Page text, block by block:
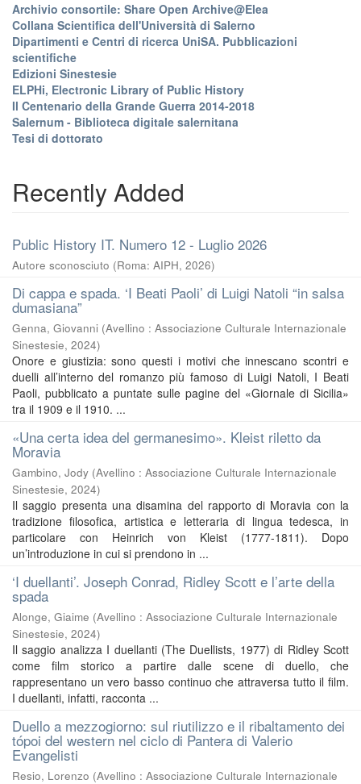
Archivio consortile: Share Open Archive@Elea
Collana Scientifica dell'Università di Salerno
Dipartimenti e Centri di ricerca UniSA. Pubblicazioni
scientifiche
Edizioni Sinestesie
ELPHi, Electronic Library of Public History
Il Centenario della Grande Guerra 2014-2018
Salernum - Biblioteca digitale salernitana
Tesi di dottorato
Recently Added
Public History IT. Numero 12 - Luglio 2026
Autore sconosciuto (Roma: AIPH, 2026)
Di cappa e spada. ‘I Beati Paoli’ di Luigi Natoli “in salsa
dumasiana”
Genna, Giovanni (Avellino : Associazione Culturale Internazionale
Sinestesie, 2024)
Onore e giustizia: sono questi i motivi che innescano scontri e
duelli all’interno del romanzo più famoso di Luigi Natoli, I Beati
Paoli, pubblicato a puntate sulle pagine del «Giornale di Sicilia»
tra il 1909 e il 1910. ...
«Una certa idea del germanesimo». Kleist riletto da
Moravia
Gambino, Jody (Avellino : Associazione Culturale Internazionale
Sinestesie, 2024)
Il saggio presenta una disamina del rapporto di Moravia con la
tradizione filosofica, artistica e letteraria di lingua tedesca, in
particolare con Heinrich von Kleist (1777-1811). Dopo
un’introduzione in cui si prendono in ...
‘I duellanti’. Joseph Conrad, Ridley Scott e l’arte della
spada
Alonge, Giaime (Avellino : Associazione Culturale Internazionale
Sinestesie, 2024)
Il saggio analizza I duellanti (The Duellists, 1977) di Ridley Scott
come film storico a partire dalle scene di duello, che
rappresentano un vero basso continuo che attraversa tutto il film.
I duellanti, infatti, racconta ...
Duello a mezzogiorno: sul riutilizzo e il ribaltamento dei
tópoi del western nel ciclo di Pantera di Valerio
Evangelisti
Resio, Lorenzo (Avellino : Associazione Culturale Internazionale